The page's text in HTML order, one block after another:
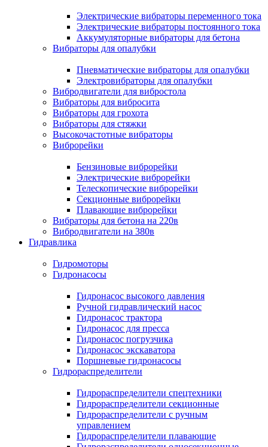
Электрические вибраторы переменного тока
Электрические вибраторы постоянного тока
Аккумуляторные вибраторы для бетона
Вибраторы для опалубки
Пневматические вибраторы для опалубки
Электровибраторы для опалубки
Вибродвигатели для вибростола
Вибраторы для вибросита
Вибраторы для грохота
Вибраторы для стяжки
Высокочастотные вибраторы
Виброрейки
Бензиновые виброрейки
Электрические виброрейки
Телескопические виброрейки
Секционные виброрейки
Плавающие виброрейки
Вибраторы для бетона на 220в
Вибродвигатели на 380в
Гидравлика
Гидромоторы
Гидронасосы
Гидронасос высокого давления
Ручной гидравлический насос
Гидронасос трактора
Гидронасос для пресса
Гидронасос погрузчика
Гидронасос экскаватора
Поршневые гидронасосы
Гидрораспределители
Гидрораспределители спецтехники
Гидрораспределители секционные
Гидрораспределители с ручным
управлением
Гидрораспределители плавающие